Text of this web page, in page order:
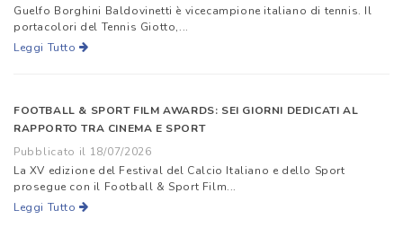
Guelfo Borghini Baldovinetti è vicecampione italiano di tennis. Il
portacolori del Tennis Giotto,...
Leggi Tutto
FOOTBALL & SPORT FILM AWARDS: SEI GIORNI DEDICATI AL
RAPPORTO TRA CINEMA E SPORT
Pubblicato il 18/07/2026
La XV edizione del Festival del Calcio Italiano e dello Sport
prosegue con il Football & Sport Film...
Leggi Tutto